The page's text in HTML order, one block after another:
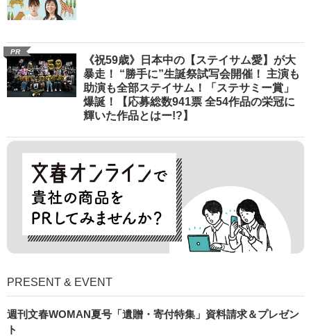
PR
《祝59歳》日本中の【ステイサム愛】が大
暴走！ “勝手に”生誕祭試写会開催！ 主演も
助演も全部ステイサム！「ステサミー賞」
爆誕！【応募総数941票 全54作品の栄冠に
輝いた作品とはー!?】
PRESENT & EVENT
週刊文春WOMAN夏号「遺贈・寄付特集」資料請求＆プレゼン
ト